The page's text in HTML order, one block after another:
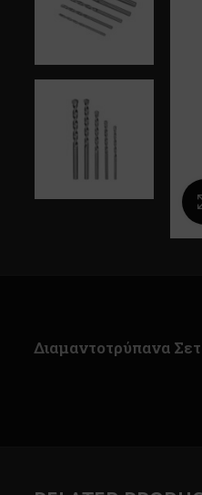
Διαμαντοτρύπανα